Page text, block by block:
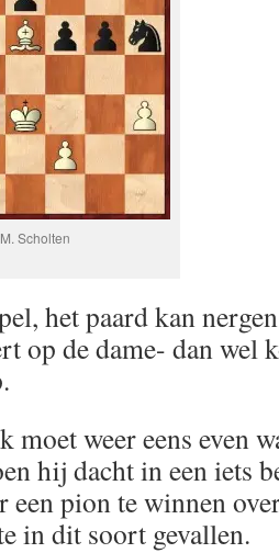
Scholten
het paard kan
op de dame- dan wel
moet weer eens even
hij dacht in een iets
pion te winnen
in dit soort gevallen.